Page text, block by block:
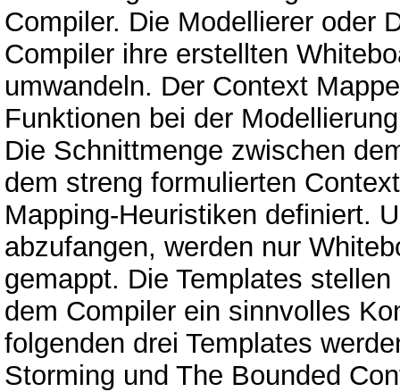
Compiler. Die Modellierer oder
Compiler ihre erstellten
umwandeln. Der Context
Funktionen bei der
Die Schnittmenge zwischen
dem streng formulierten
Mapping-Heuristiken definiert.
abzufangen, werden nur
gemappt. Die Templates
dem Compiler ein sinnvolles
folgenden drei Templates
Storming und The Bounded